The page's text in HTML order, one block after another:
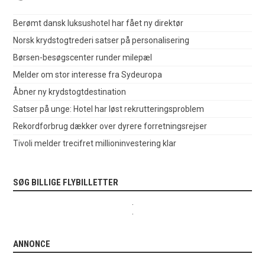
Berømt dansk luksushotel har fået ny direktør
Norsk krydstogtrederi satser på personalisering
Børsen-besøgscenter runder milepæl
Melder om stor interesse fra Sydeuropa
Åbner ny krydstogtdestination
Satser på unge: Hotel har løst rekrutteringsproblem
Rekordforbrug dækker over dyrere forretningsrejser
Tivoli melder trecifret millioninvestering klar
SØG BILLIGE FLYBILLETTER
ANNONCE